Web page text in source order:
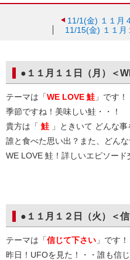
11/1(金) １１月
11/15(金) １１
●１１月１１日（月）＜
テーマは「WE LOVE 鮭 」です！
季節ですね！美味しい鮭・・！
貴方は「 鮭 」ときいて どんな
誰と食べた思い出？また、どん
WE LOVE 鮭！詳しいエピソード
●１１月１２日（火）＜
テーマは「信じて下さい 」です
昨日！UFOを見た！・・誰も信